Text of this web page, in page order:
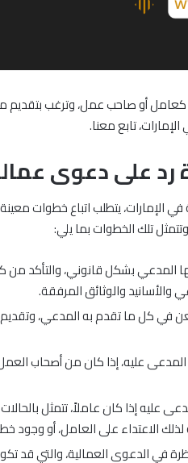
أو صاحب عمل، وترغب بتقديم
تابع معنا.
على دعوى
الإمارات، يتطلب اتباع خطوات
تلك الخطوات بما يلي:
المدعي بشكل قانوني، والتأكد من
والأسانيد والوثائق المرفقة.
في كل ما تقدم به المدعي،
عليه، إذا كان من أصحاب
عليه إذا كان عاملاً، تتمثل
الاعتداء على العامل، أو
في الدعوى العمالية، والتي قد